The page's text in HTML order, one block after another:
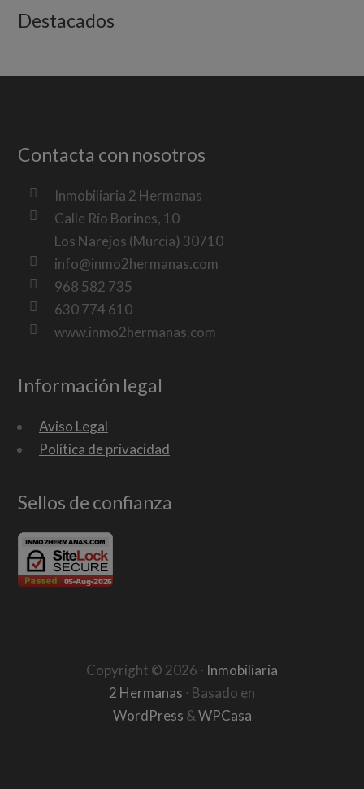
Destacados
Contacta con nosotros
Inmobiliaria 2 Hermanas
Calle Río Borines, 10
Los Narejos (Murcia) 30710
info@inmo2hermanas.com
968 582 735
630 774 610
www.inmo2hermanas.com
Información legal
Aviso Legal
Política de privacidad
Sellos de confianza
Copyright © 2026 ⋅ Inmobiliaria
2 Hermanas ⋅ Basado en
WordPress &WPCasa